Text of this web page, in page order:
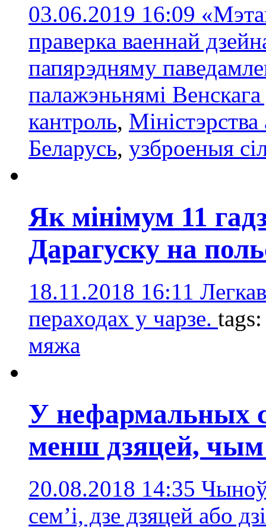
03.06.2019 16:09
праверка ваеннай
папярэдняму
палажэньнямі
кантроль,
Беларусь, узброеныя
Як мінімум 11
Дарагуску на
18.11.2018 16:11
пераходах у чарзе.
мяжа
У нефармальных
менш дзяцей, чым
20.08.2018 14:35
сем’і, дзе дзяцей або